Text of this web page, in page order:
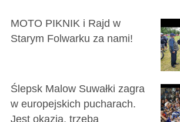
MOTO PIKNIK i Rajd w
Starym Folwarku za nami!
Ślepsk Malow Suwałki zagra
w europejskich pucharach.
Jest okazja, trzeba